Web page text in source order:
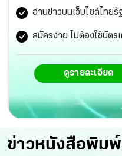
อ่านข่าวบนเว็บไซต์ไทย
สมัครง่าย ไม่ต้องใช้บัตร
ดูรายละเอียด
ข่าวหนังสือพิมพ์